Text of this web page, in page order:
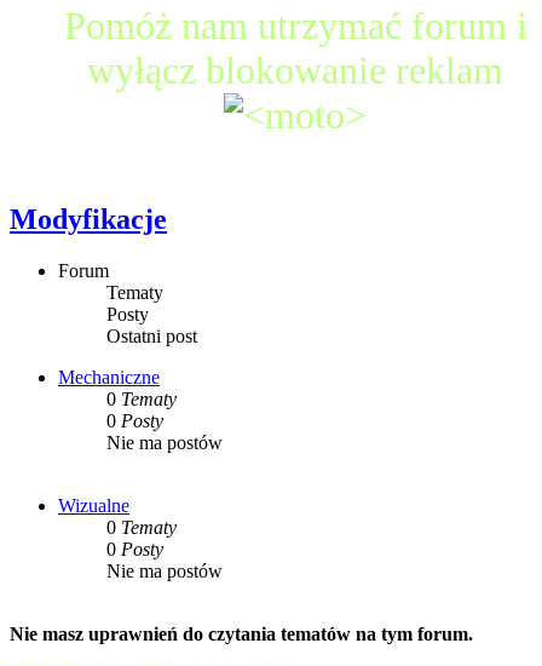
Pomóż nam utrzymać forum i
wyłącz blokowanie reklam
Modyfikacje
Forum
Tematy
Posty
Ostatni post
Mechaniczne
0 Tematy
0 Posty
Nie ma postów
Wizualne
0 Tematy
0 Posty
Nie ma postów
Nie masz uprawnień do czytania tematów na tym forum.